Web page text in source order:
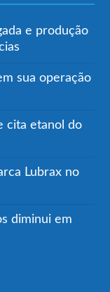
e produção
sua operação
cita etanol do
Lubrax no
diminui em